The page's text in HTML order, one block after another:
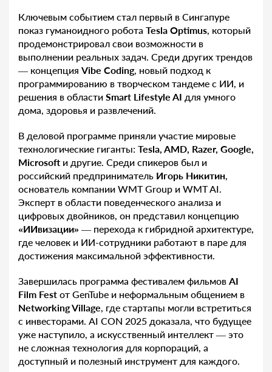
Ключевым событием стал первый в Сингапуре
показ гуманоидного робота Tesla Optimus, который
продемонстрировал свои возможности в
выполнении реальных задач. Среди других трендов
— концепция Vibe Coding, новый подход к
программированию в творческом тандеме с ИИ, и
решения в области Smart Lifestyle AI для умного
дома, здоровья и развлечений.
В деловой программе приняли участие мировые
технологические гиганты: Tesla, AMD, Razer, Google,
Microsoft и другие. Среди спикеров был и
российский предприниматель Игорь Никитин,
основатель компании WMT Group и WMT AI.
Эксперт в области поведенческого анализа и
цифровых двойников, он представил концепцию
«ИИвизации» — перехода к гибридной архитектуре,
где человек и ИИ-сотрудники работают в паре для
достижения максимальной эффективности.
Завершилась программа фестивалем фильмов AI
Film Fest от GenTube и неформальным общением в
NetworkingVillage, где стартапы могли встретиться
с инвесторами. AI CON 2025 доказала, что будущее
уже наступило, а искусственный интеллект — это
не сложная технология для корпораций, а
доступный и полезный инструмент для каждого.